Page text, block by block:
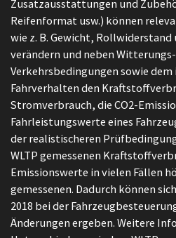
Zusatzausstattungen und
Reifenformat usw.) können
wie z. B. Gewicht,
verändern und neben
Verkehrsbedingungen sowie
Fahrverhalten den
Stromverbrauch, die CO2-
Fahrleistungswerte eines
der realistischeren
WLTP gemessenen
Emissionswerte in vielen Fällen
gemessenen. Dadurch können
2018 bei der
Änderungen ergeben. Weitere